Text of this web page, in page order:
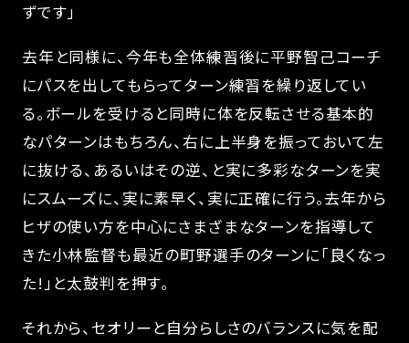
ずです」
去年と同様に、今年も全体練習後に平野智己コーチ
にパスを出してもらってターン練習を繰り返してい
る。ボールを受けると同時に体を反転させる基本的
なパターンはもちろん、右に上半身を振っておいて左
に抜ける、あるいはその逆、と実に多彩なターンを実
にスムーズに、実に素早く、実に正確に行う。去年から
ヒザの使い方を中心にさまざまなターンを指導して
きた小林監督も最近の町野選手のターンに「良くなっ
た!」と太鼓判を押す。
それから、セオリーと自分らしさのバランスに気を配